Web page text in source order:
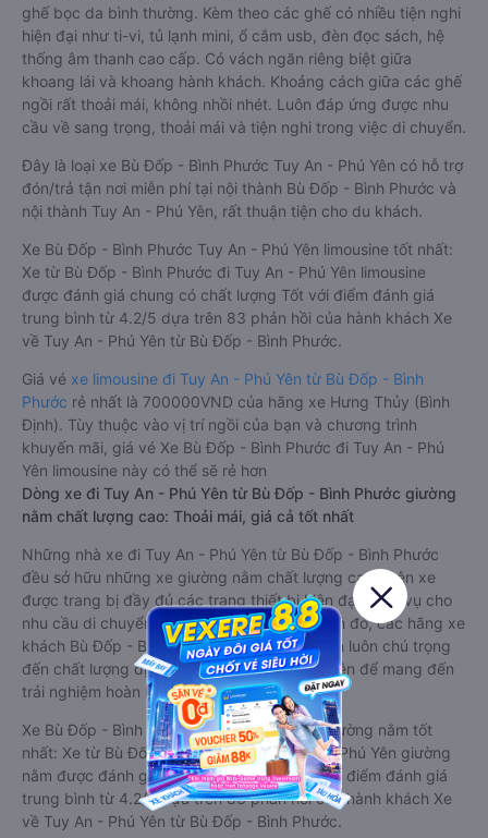
ghế bọc da bình thường. Kèm theo các ghế có nhiều tiện nghi
hiện đại như ti-vi, tủ lạnh mini, ổ cắm usb, đèn đọc sách, hệ
thống âm thanh cao cấp. Có vách ngăn riêng biệt giữa
khoang lái và khoang hành khách. Khoảng cách giữa các ghế
ngồi rất thoải mái, không nhồi nhét. Luôn đáp ứng được nhu
cầu về sang trọng, thoải mái và tiện nghi trong việc di chuyển.
Đây là loại xe Bù Đốp - Bình Phước Tuy An - Phú Yên có hỗ trợ
đón/trả tận nơi miễn phí tại nội thành Bù Đốp - Bình Phước và
nội thành Tuy An - Phú Yên, rất thuận tiện cho du khách.
Xe Bù Đốp - Bình Phước Tuy An - Phú Yên limousine tốt nhất:
Xe từ Bù Đốp - Bình Phước đi Tuy An - Phú Yên limousine
được đánh giá chung có chất lượng Tốt với điểm đánh giá
trung bình từ 4.2/5 dựa trên 83 phản hồi của hành khách Xe
về Tuy An - Phú Yên từ Bù Đốp - Bình Phước.
Giá vé xe limousine đi Tuy An - Phú Yên từ Bù Đốp - Bình
Phước rẻ nhất là 700000VND của hãng xe Hưng Thủy (Bình
Định). Tùy thuộc vào vị trí ngồi của bạn và chương trình
khuyến mãi, giá vé Xe Bù Đốp - Bình Phước đi Tuy An - Phú
Yên limousine này có thể sẽ rẻ hơn
Dòng xe đi Tuy An - Phú Yên từ Bù Đốp - Bình Phước giường
nằm chất lượng cao: Thoải mái, giá cả tốt nhất
Những nhà xe đi Tuy An - Phú Yên từ Bù Đốp - Bình Phước
đều sở hữu những xe giường nằm chất lượng cao. Trên xe
được trang bị đầy đủ các trang thiết bị hiện đại phục vụ cho
nhu cầu di chuyển của hành khách. Bên cạnh đó, các hãng xe
khách Bù Đốp - Bình Phước Tuy An - Phú Yên luôn chú trọng
đến chất lượng dịch vụ, không ngừng cải thiện để mang đến
trải nghiệm hoàn hảo cho hành khách.
Xe Bù Đốp - Bình Phước Tuy An - Phú Yên giường nằm tốt
nhất: Xe từ Bù Đốp - Bình Phước đi Tuy An - Phú Yên giường
nằm được đánh giá chung chất lượng Tốt với điểm đánh giá
trung bình từ 4.2/5 dựa trên 83 phản hồi của hành khách Xe
về Tuy An - Phú Yên từ Bù Đốp - Bình Phước.